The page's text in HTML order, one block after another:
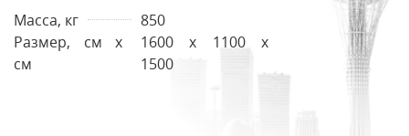
Масса, кг
850
Размер, см х
см
1600 х 1100 х
1500